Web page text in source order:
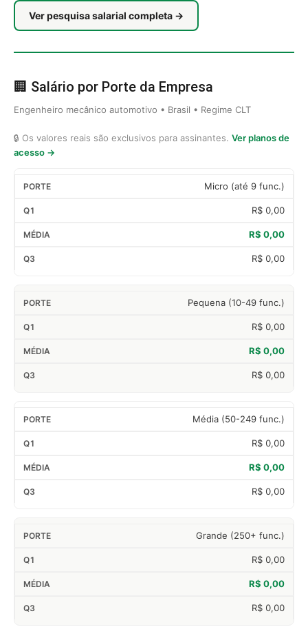
Ver pesquisa salarial completa →
🏢 Salário por Porte da Empresa
Engenheiro mecânico automotivo • Brasil • Regime CLT
🔒 Os valores reais são exclusivos para assinantes. Ver planos de
acesso →
Micro (até 9 func.)
R$ 0,00
R$ 0,00
R$ 0,00
Pequena (10-49 func.)
R$ 0,00
R$ 0,00
R$ 0,00
Média (50-249 func.)
R$ 0,00
R$ 0,00
R$ 0,00
Grande (250+ func.)
R$ 0,00
R$ 0,00
R$ 0,00